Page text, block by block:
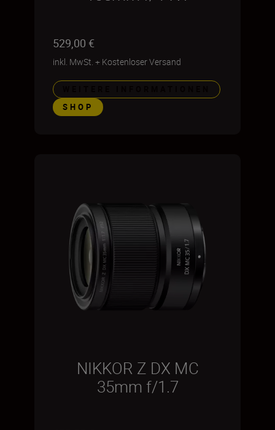
529,00 €
inkl. MwSt. + Kostenloser Versand
SHOP
NIKKOR Z DX MC
35mm f/1.7